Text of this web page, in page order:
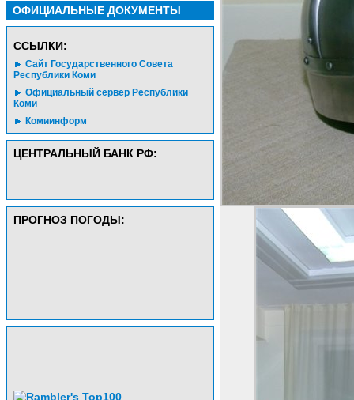
ОФИЦИАЛЬНЫЕ ДОКУМЕНТЫ
CСЫЛКИ:
Сайт Государственного Совета
Республики Коми
Официальный сервер Республики
Коми
Комиинформ
ЦЕНТРАЛЬНЫЙ БАНК РФ:
ПРОГНОЗ ПОГОДЫ: